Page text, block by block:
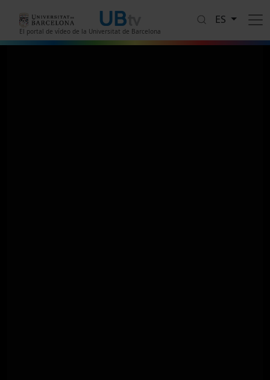
El portal de vídeo de la Universitat de Barcelona
ES